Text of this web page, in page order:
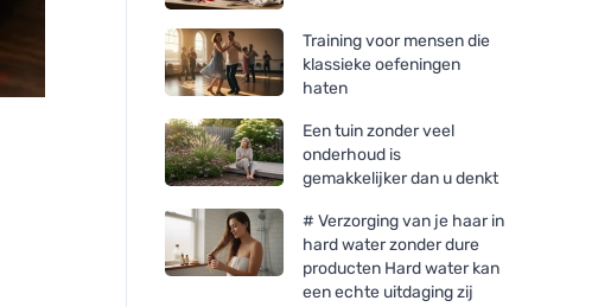
Training voor mensen die
klassieke oefeningen
haten
Een tuin zonder veel
onderhoud is
gemakkelijker dan u denkt
# Verzorging van je haar in
hard water zonder dure
producten Hard water kan
een echte uitdaging zij